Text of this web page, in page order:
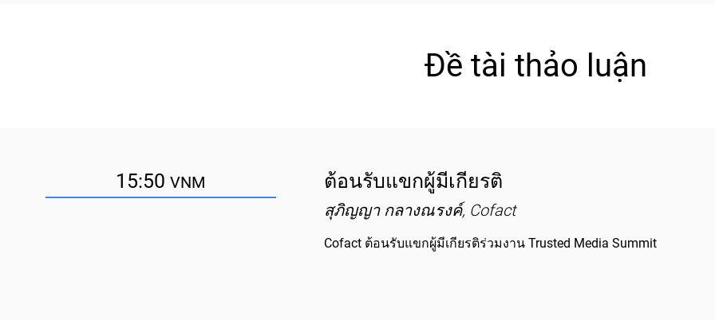
Đề tài thảo luận
15:50VNM ต้อนรับแขกผู้มีเกียรติ
สุภิญญา กลางณรงค์, Cofact
Cofact ต้อนรับแขกผู้มีเกียรติร่วมงาน Trusted Media Summit